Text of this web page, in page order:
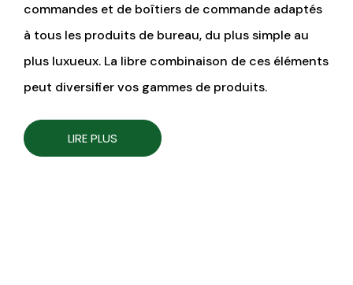
commandes et de boîtiers de commande adaptés
à tous les produits de bureau, du plus simple au
plus luxueux. La libre combinaison de ces éléments
peut diversifier vos gammes de produits.
LIRE PLUS